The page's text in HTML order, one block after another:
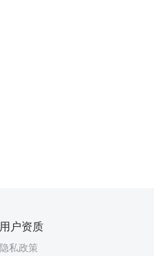
用户资质
隐私政策